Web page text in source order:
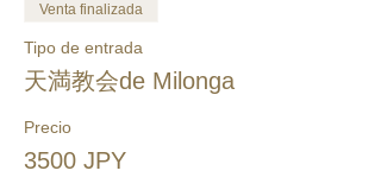
Venta finalizada
Tipo de entrada
天満教会de Milonga
Precio
3500 JPY